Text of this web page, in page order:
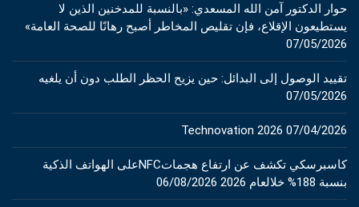
حوار الدكتور آمن الله المسعدي: «بالنسبة للمدخنين الذين لا
يستطيعون الإقلاع، فإن تقليص المخاطر أصبح رهانًا للصحة العامة»
07/05/2026
تقييد الوصول إلى البدائل: حين يزيح الحظر الطلب دون أن يلغيه
07/05/2026
Technovation 2026 07/04/2026
كاسبرسكي تكشف عن ارتفاع هجماتNFCعلى الهواتف الذكية
بنسبة 188% خلالعام 2026
06/08/2026